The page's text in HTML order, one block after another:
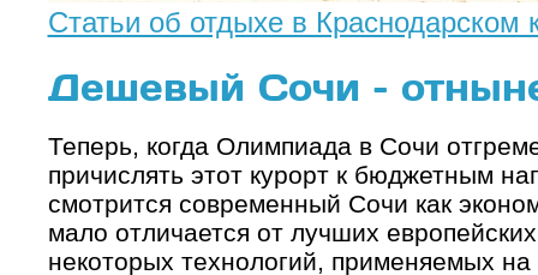
Статьи об отдыхе в Краснодарском
Дешевый Сочи –
Теперь, когда Олимпиада в Сочи
причислять этот курорт к бюджетным
смотрится современный Сочи как
мало отличается от лучших
некоторых технологий, применяемых